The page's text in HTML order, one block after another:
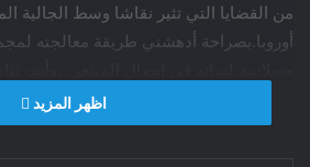
من القضايا التي تثير نقاشا وسط الجالية
أوروبا.بصراحة أدهشني طريقة معالجته
بالملل،بل ويجعلك مرغما على متابعة
على طرح القضايا الحساسة في مجتمع
اظهر المزيد